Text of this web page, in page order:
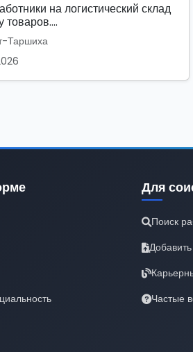
на логистический склад
товаров....
Таршиха
Для
Поиск
Частые